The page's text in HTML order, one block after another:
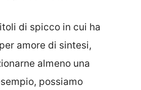
di spicco in cui ha
amore di sintesi,
almeno una
possiamo